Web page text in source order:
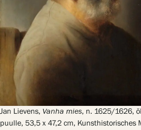
Jan Lievens, Vanha mies, n. 1625/1626,
puulle, 53,5 x 47,2 cm, Kunsthistorisches